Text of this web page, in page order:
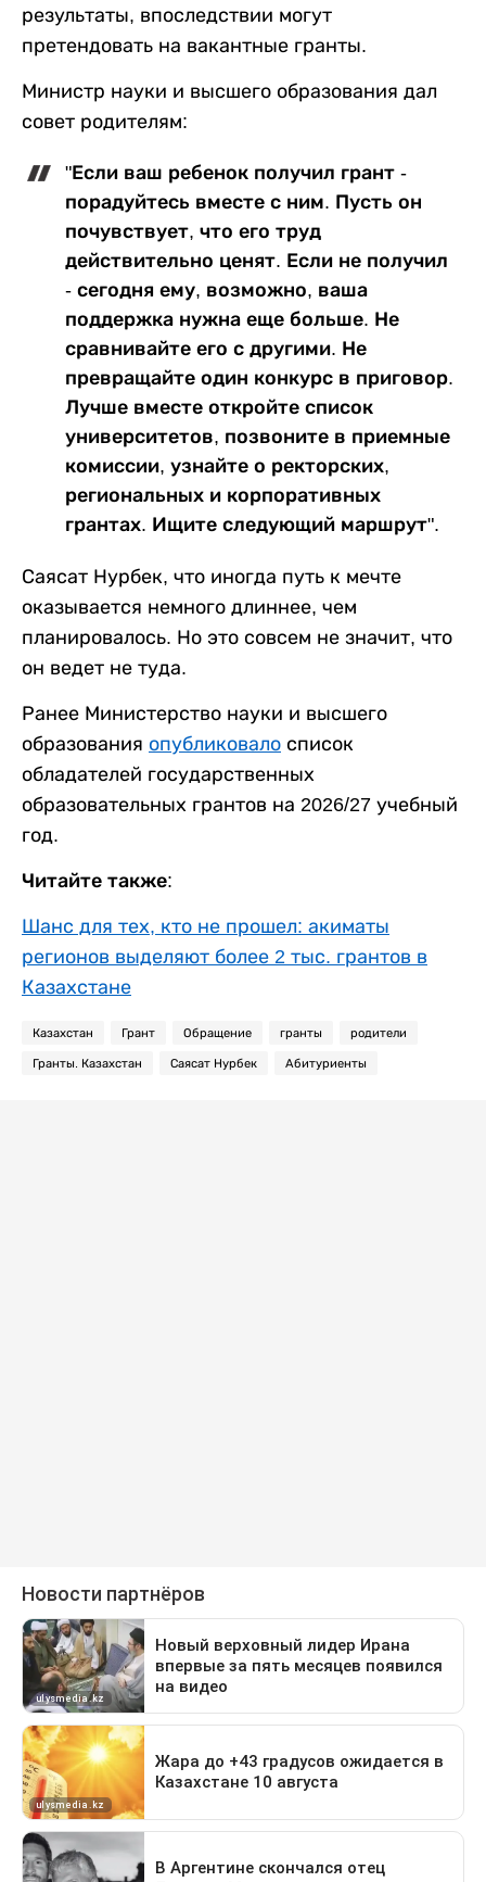
результаты, впоследствии могут
претендовать на вакантные гранты.
Министр науки и высшего образования дал
совет родителям:
"Если ваш ребенок получил грант -
порадуйтесь вместе с ним. Пусть он
почувствует, что его труд
действительно ценят. Если не получил
- сегодня ему, возможно, ваша
поддержка нужна еще больше. Не
сравнивайте его с другими. Не
превращайте один конкурс в приговор.
Лучше вместе откройте список
университетов, позвоните в приемные
комиссии, узнайте о ректорских,
региональных и корпоративных
грантах. Ищите следующий маршрут".
Саясат Нурбек, что иногда путь к мечте
оказывается немного длиннее, чем
планировалось. Но это совсем не значит, что
он ведет не туда.
Ранее Министерство науки и высшего
образования опубликовало список
обладателей государственных
образовательных грантов на 2026/27 учебный
год.
Читайте также:
Шанс для тех, кто не прошел: акиматы
регионов выделяют более 2 тыс. грантов в
Казахстане
Казахстан Грант Обращение гранты родители
Гранты. Казахстан Саясат Нурбек Абитуриенты